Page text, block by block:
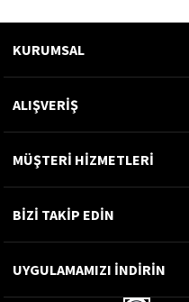
KURUMSAL
ALIŞVERİŞ
MÜŞTERİ HİZMETLERİ
BİZİ TAKİP EDİN
UYGULAMAMIZI İNDİRİN